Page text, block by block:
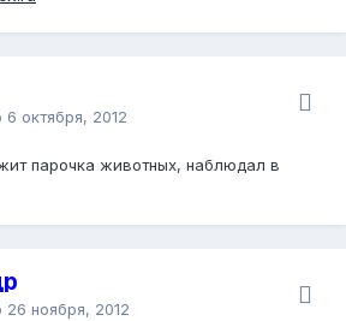
6 октября, 2012
парочка животных, наблюдал в
26 ноября, 2012